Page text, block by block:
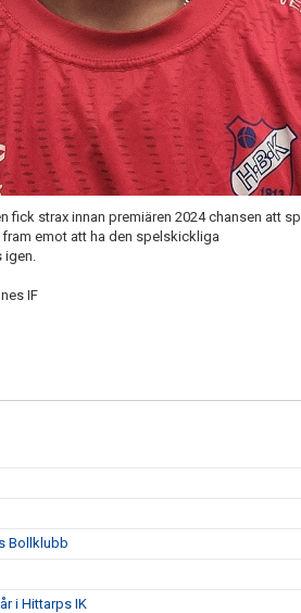
strax innan premiären 2024 chansen att
emot att ha den spelskickliga
IF
Bollklubb
i Hittarps IK